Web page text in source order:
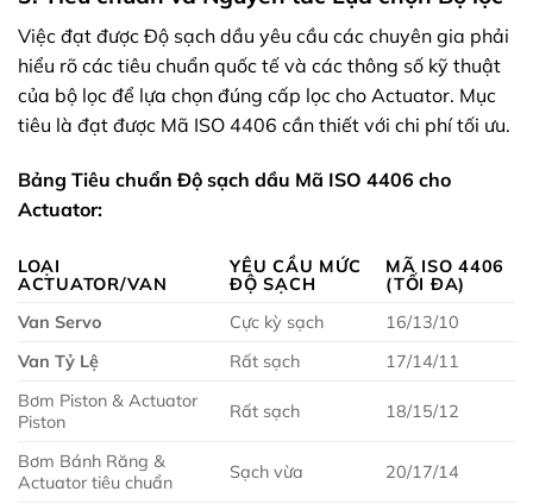
Việc đạt được Độ sạch dầu yêu cầu các chuyên gia phải
hiểu rõ các tiêu chuẩn quốc tế và các thông số kỹ thuật
của bộ lọc để lựa chọn đúng cấp lọc cho Actuator. Mục
tiêu là đạt được Mã ISO 4406 cần thiết với chi phí tối ưu.
Bảng Tiêu chuẩn Độ sạch dầu Mã ISO 4406 cho
Actuator:
LOẠI
ACTUATOR/VAN
YÊU CẦU MỨC
ĐỘ SẠCH
MÃ ISO 4406
(TỐI ĐA)
Van Servo
Cực kỳ sạch
16/13/10
Van Tỷ Lệ
Rất sạch
17/14/11
Bơm Piston & Actuator
Piston
Rất sạch 18/15/12
Bơm Bánh Răng &
Actuator tiêu chuẩn
Sạch vừa 20/17/14